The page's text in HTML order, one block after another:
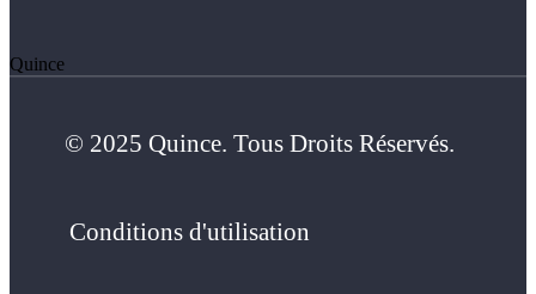
Quince
© 2025 Quince. Tous Droits Réservés.
Conditions d'utilisation